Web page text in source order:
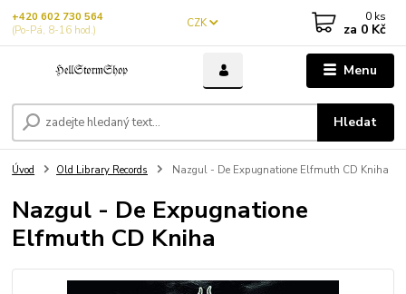
Menu
CZK
Hledat
+420 602 730 564
(Po-Pá, 8-16 hod.)
0 ks
za 0 Kč
Úvod Old Library Records Nazgul - De Expugnatione Elfmuth CD Kniha
Nazgul - De Expugnatione
Elfmuth CD Kniha